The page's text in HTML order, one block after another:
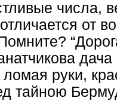
числа,
от
руки,
тайною